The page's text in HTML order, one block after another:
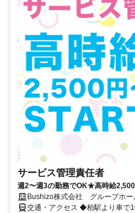
サービス管理責任者
週2〜週3の勤務でOK★高時給
Bushizo株式会社 グループホー
交通・アクセス ◆柏駅より車で